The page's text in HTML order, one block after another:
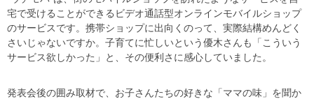
宅で受けることができるビデオ通話型オンラインモバイルショップ
のサービスです。携帯ショップに出向くのって、実際結構めんどく
さいじゃないですか。子育てに忙しいという優木さんも「こういう
サービス欲しかった」と、その便利さに感心していました。
発表会後の囲み取材で、お子さんたちの好きな「ママの味」を聞か